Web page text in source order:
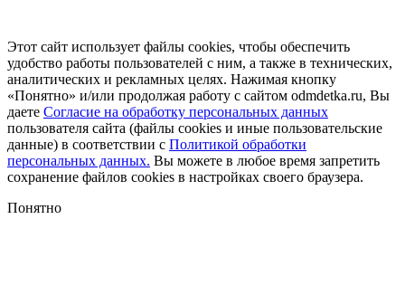
Этот сайт использует файлы cookies, чтобы обеспечить
удобство работы пользователей с ним, а также в технических,
аналитических и рекламных целях. Нажимая кнопку
«Понятно» и/или продолжая работу с сайтом odmdetka.ru, Вы
даете Согласие на обработку персональных данных
пользователя сайта (файлы cookies и иные пользовательские
данные) в соответствии с Политикой обработки
персональных данных. Вы можете в любое время запретить
сохранение файлов cookies в настройках своего браузера.
Понятно